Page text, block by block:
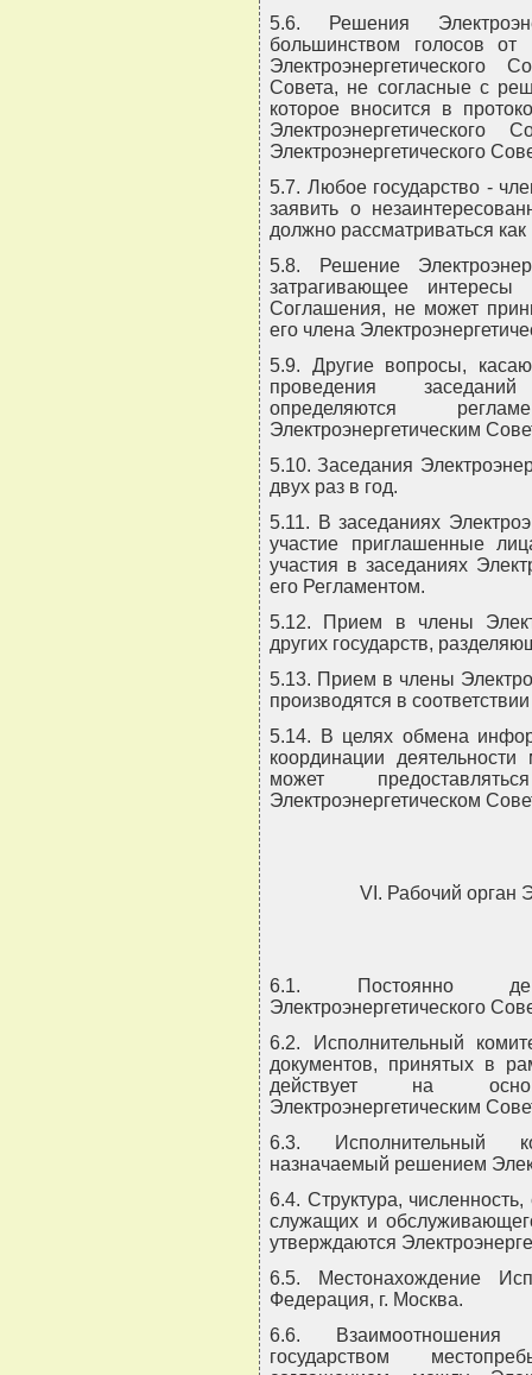
5.6. Решения
большинством голосов от
Электроэнергетического
Совета, не согласные с
которое вносится в
Электроэнергетического
5.7. Любое государство -
заявить о
должно рассматриваться
5.8. Решение
затрагивающее интересы
Соглашения, не может
его члена
5.9. Другие вопросы,
проведения заседаний
определяются
Электроэнергетическим
5.10. Заседания
двух раз в год.
5.11. В заседаниях
участие приглашенные
участия в заседаниях
его Регламентом.
5.12. Прием в члены
других государств,
5.13. Прием в члены
производятся в
5.14. В целях обмена
координации
может
Электроэнергетическом
VI. Рабочий орган
6.1. Постоянно
Электроэнергетического
6.2. Исполнительный
документов, принятых в
действует на
Электроэнергетическим
6.3. Исполнительный
назначаемый решением
6.4. Структура,
служащих и
утверждаются
6.5. Местонахождение
Федерация, г. Москва.
6.6. Взаимоотношения
государством